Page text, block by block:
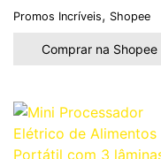
Promos Incríveis, Shopee
Comprar na Shopee